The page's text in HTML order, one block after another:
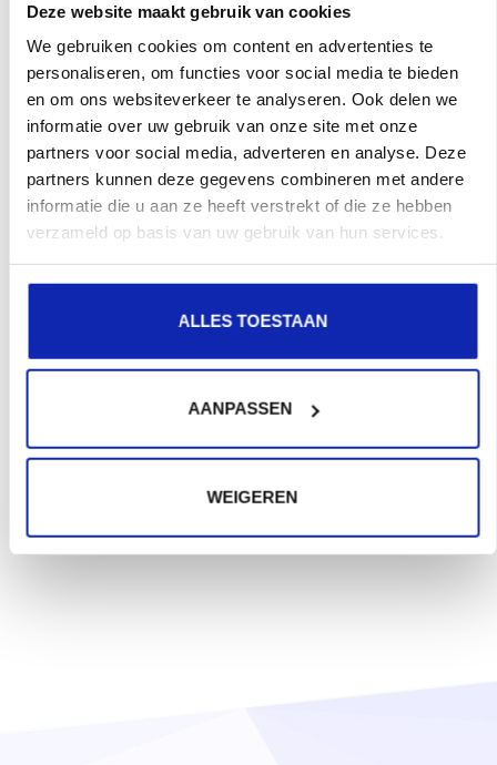
Deze website maakt gebruik van cookies
We gebruiken cookies om content en advertenties te
personaliseren, om functies voor social media te bieden
en om ons websiteverkeer te analyseren. Ook delen we
informatie over uw gebruik van onze site met onze
partners voor social media, adverteren en analyse. Deze
partners kunnen deze gegevens combineren met andere
informatie die u aan ze heeft verstrekt of die ze hebben
verzameld op basis van uw gebruik van hun services.
ALLES TOESTAAN
AANPASSEN
WEIGEREN
Enregistrez votre nom de domaine